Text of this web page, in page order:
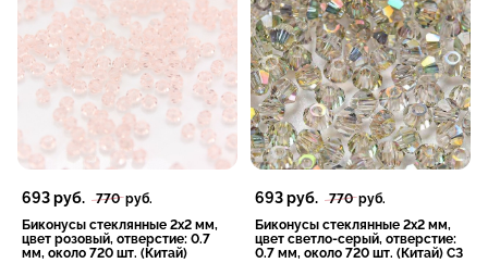
693руб. 770руб.
Биконусы стеклянные 2x2 мм,
цвет розовый, отверстие: 0.7
мм, около 720 шт. (Китай)
693руб. 770руб.
Биконусы стеклянные 2x2 мм,
цвет светло-серый, отверстие:
0.7 мм, около 720 шт. (Китай) СЗ